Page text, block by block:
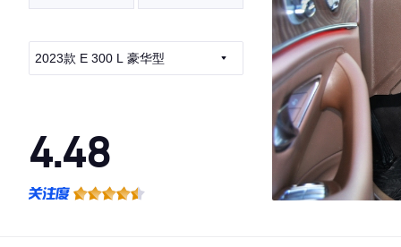
2023款 E 300 L 豪华型
4.48